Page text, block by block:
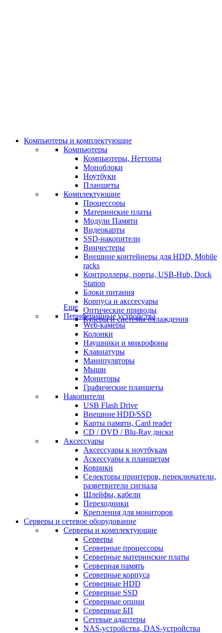
Компьютеры и комплектующие
Компьютеры
Компьютеры, Неттопы
Моноблоки
Ноутбуки
Планшеты
Комплектующие
Процессоры
Материнские платы
Модули Памяти
Видеокарты
SSD-накопители
Винчестеры
Внешние контейнеры для HDD, Mobile
racks
Контроллеры, порты, USB-Hub, Dock
Station
Блоки питания
Корпуса и акссесуары
Оптические приводы
Кулеры и системы охлаждения
Еще
Периферийные устройства
Web-камеры
Колонки
Наушники и микрофоны
Клавиатуры
Манипуляторы
Мыши
Мониторы
Графические планшеты
Накопители
USB Flash Drive
Внешние HDD/SSD
Карты памяти, Card reader
CD / DVD / Blu-Ray диски
Аксессуары
Аксессуары к ноутбукам
Аскессуары к планшетам
Коврики
Селекторы принтеров, переключатели,
разветвители сигнала
Шлейфы, кабели
Переходники
Крепления для мониторов
Серверы и сетевое оборудование
Серверы и комплектующие
Серверы
Серверные процессоры
Серверные материнские платы
Серверная память
Серверные корпуса
Серверные HDD
Серверные SSD
Серверные опции
Серверные БП
Сетевые адаптеры
NAS-устройства, DAS-устройства